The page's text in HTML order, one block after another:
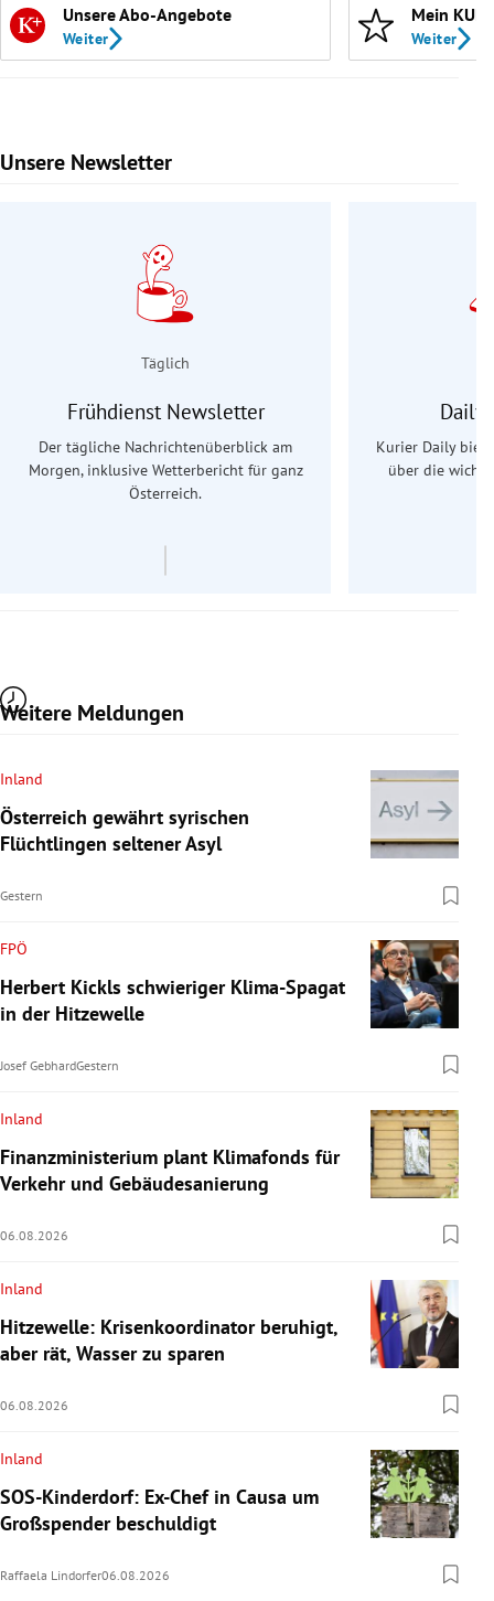
Unsere Abo-Angebote
Weiter
Mein
Weiter
Unsere Newsletter
Slide 1 von 9
Täglich
Frühdienst Newsletter
Der tägliche Nachrichtenüberblick am
Morgen, inklusive Wetterbericht für ganz
Österreich.
Daily
Kurier Daily
über die
Weitere Meldungen
Inland
Österreich gewährt syrischen
Flüchtlingen seltener Asyl
Gestern
FPÖ
Herbert Kickls schwieriger Klima-Spagat
in der Hitzewelle
Josef GebhardGestern
Inland
Finanzministerium plant Klimafonds für
Verkehr und Gebäudesanierung
06.08.2026
Inland
Hitzewelle: Krisenkoordinator beruhigt,
aber rät, Wasser zu sparen
06.08.2026
Inland
SOS-Kinderdorf: Ex-Chef in Causa um
Großspender beschuldigt
Raffaela Lindorfer06.08.2026